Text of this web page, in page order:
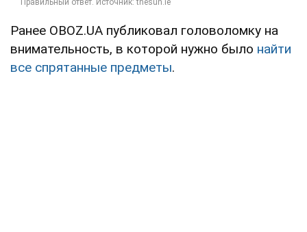
Ранее OBOZ.UA публиковал головоломку на
внимательность, в которой нужно было найти
все спрятанные предметы.